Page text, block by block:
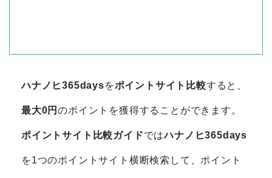
ハナノヒ365daysをポイントサイト比較すると、
最大0円のポイントを獲得することができます。
ポイントサイト比較ガイドではハナノヒ365days
を1つのポイントサイト横断検索して、ポイント